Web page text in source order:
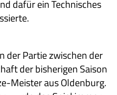
dafür ein Technisches
der Partie zwischen der
der bisherigen Saison
Meister aus Oldenburg.